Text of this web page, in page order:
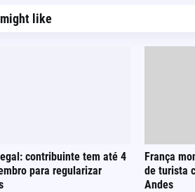
like
contribuinte tem até 4
para regularizar
França
de turista
Andes